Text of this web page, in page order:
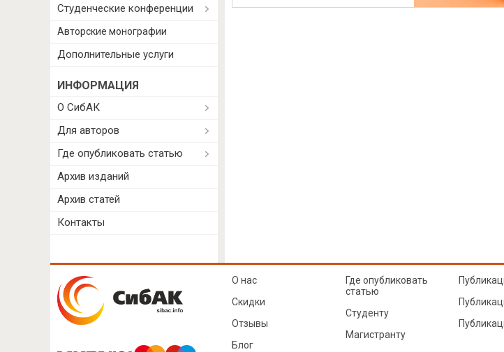
Студенческие конференции
Авторские монографии
Дополнительные услуги
ИНФОРМАЦИЯ
О СибАК
Для авторов
Где опубликовать статью
Архив изданий
Архив статей
Контакты
О нас
Скидки
Отзывы
Блог
Где опубликовать
статью
Студенту
Магистранту